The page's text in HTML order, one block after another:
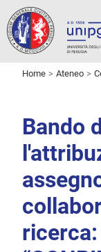
Home Ateneo
Bando
ricerca: